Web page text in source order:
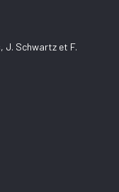
J. Schwartz et F.